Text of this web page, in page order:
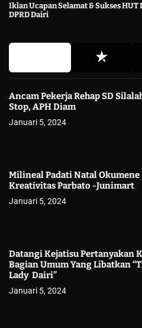
Iklan Ucapan Selamat & Sukses
DPRD Dairi
Ancam Pekerja Rehap SD
Stop, APH Diam
Januari 5, 2024
Milineal Padati Natal Okumene
Kreativitas Parbato -Junimart
Januari 5, 2024
Datangi Kejatisu Pertanyakan
Bagian Umum Yang Libatkan
Lady Dairi”
Januari 5, 2024